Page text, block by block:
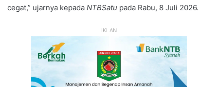
cegat,” ujarnya kepada NTBSatu pada Rabu, 8 Juli 2026.
IKLAN